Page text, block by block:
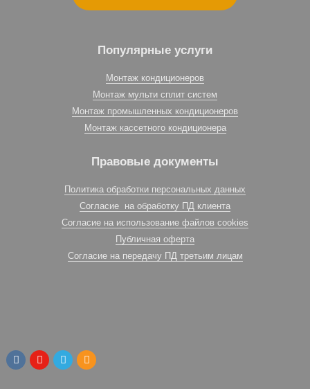
Популярные услуги
Монтаж кондиционеров
Монтаж мульти сплит систем
Монтаж промышленных кондиционеров
Монтаж кассетного кондиционера
Правовые документы
Политика обработки персональных данных
Согласие на обработку ПД клиента
Согласие на использование файлов cookies
Публичная оферта
Согласие на передачу ПД третьим лицам